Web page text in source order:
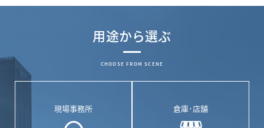
用途から選ぶ
CHOOSE FROM SCENE
現場事務所 倉庫･店舗